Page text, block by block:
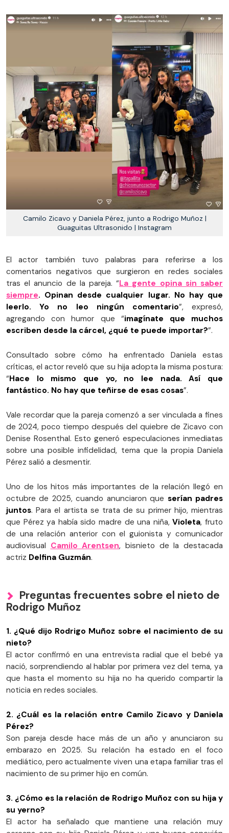
Camilo Zicavo y Daniela Pérez, junto a Rodrigo Muñoz |
Guaguitas Ultrasonido | Instagram
El actor también tuvo palabras para referirse a los
comentarios negativos que surgieron en redes sociales
tras el anuncio de la pareja. “La gente opina sin saber
siempre. Opinan desde cualquier lugar. No hay que
leerlo. Yo no leo ningún comentario”, expresó,
agregando con humor que “imagínate que muchos
escriben desde la cárcel, ¿qué te puede importar?”.
Consultado sobre cómo ha enfrentado Daniela estas
críticas, el actor reveló que su hija adopta la misma postura:
“Hace lo mismo que yo, no lee nada. Así que
fantástico. No hay que teñirse de esas cosas”.
Vale recordar que la pareja comenzó a ser vinculada a fines
de 2024, poco tiempo después del quiebre de Zicavo con
Denise Rosenthal. Esto generó especulaciones inmediatas
sobre una posible infidelidad, tema que la propia Daniela
Pérez salió a desmentir.
Uno de los hitos más importantes de la relación llegó en
octubre de 2025, cuando anunciaron que serían padres
juntos. Para el artista se trata de su primer hijo, mientras
que Pérez ya había sido madre de una niña,Violeta, fruto
de una relación anterior con el guionista y comunicador
audiovisual Camilo Arentsen, bisnieto de la destacada
actriz Delfina Guzmán.
Preguntas frecuentes sobre el nieto de
Rodrigo Muñoz
1. ¿Qué dijo Rodrigo Muñoz sobre el nacimiento de su
nieto?
El actor confirmó en una entrevista radial que el bebé ya
nació, sorprendiendo al hablar por primera vez del tema, ya
que hasta el momento su hija no ha querido compartir la
noticia en redes sociales.
2. ¿Cuál es la relación entre Camilo Zicavo y Daniela
Pérez?
Son pareja desde hace más de un año y anunciaron su
embarazo en 2025. Su relación ha estado en el foco
mediático, pero actualmente viven una etapa familiar tras el
nacimiento de su primer hijo en común.
3. ¿Cómo es la relación de Rodrigo Muñoz con su hija y
su yerno?
El actor ha señalado que mantiene una relación muy